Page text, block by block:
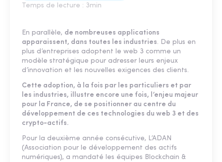
Temps de lecture : 3min
En parallèle, de nombreuses applications
apparaissent, dans toutes les industries. De plus en
plus d’entreprises adoptent le web 3 comme un
modèle stratégique pour adresser leurs enjeux
d’innovation et les nouvelles exigences des clients.
Cette adoption, à la fois par les particuliers et par
les industries, illustre encore une fois, l’enjeu majeur
pour la France, de se positionner au centre du
développement de ces technologies du web 3 et des
crypto-actifs.
Pour la deuxième année consécutive, L’ADAN
(Association pour le développement des actifs
numériques), a mandaté les équipes Blockchain &